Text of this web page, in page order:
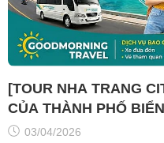
[TOUR NHA TRANG
CỦA THÀNH PHỐ BIỂN
03/04/2026